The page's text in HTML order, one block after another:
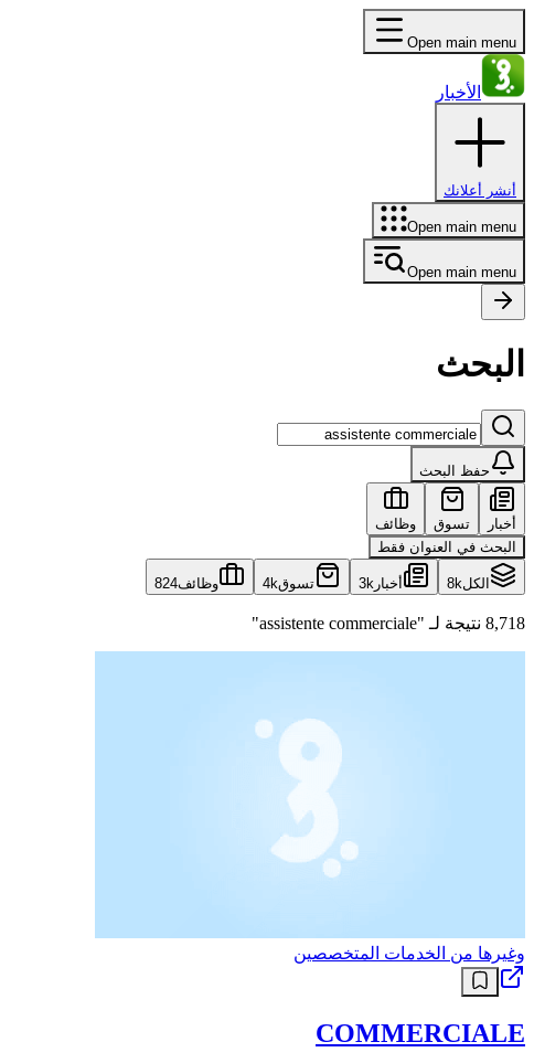
Open main menu
الأخبار
أنشر أعلانك
Open main menu
Open main menu
البحث
حفظ البحث
أخبار تسوق
وظائف
البحث في العنوان فقط
الكل8k أخبار 3k تسوق4k وظائف824
8,718 نتيجة لـ "assistente commerciale"
وغيرها من الخدمات المتخصصين
COMMERCIALE